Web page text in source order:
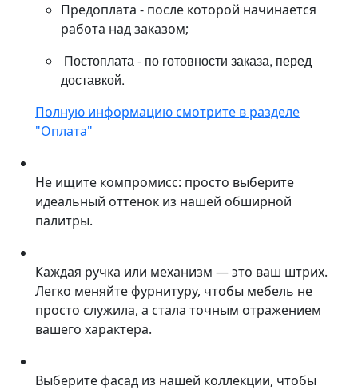
Предоплата - после которой начинается
работа над заказом;
Постоплата - по готовности заказа, перед
доставкой.
Полную информацию смотрите в разделе
"Оплата"
Не ищите компромисс: просто выберите
идеальный оттенок из нашей обширной
палитры.
Каждая ручка или механизм — это ваш штрих.
Легко меняйте фурнитуру, чтобы мебель не
просто служила, а стала точным отражением
вашего характера.
Выберите фасад из нашей коллекции, чтобы